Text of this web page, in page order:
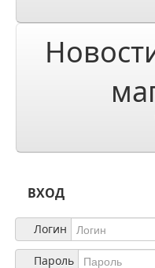
ВХОД
Логин
Пароль